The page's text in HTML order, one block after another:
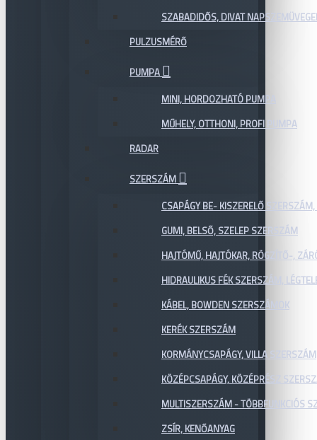
SZABADIDŐS, DIVAT
PULZUSMÉRŐ
PUMPA
MINI, HORDOZHATÓ PUMPA
MŰHELY, OTTHONI, PROFI PUMPA
RADAR
SZERSZÁM
CSAPÁGY BE- KISZERELŐ
GUMI, BELSŐ, SZELEP SZERSZÁM
HAJTÓMŰ, HAJTÓKAR, RÖGZÍTŐ-,
HIDRAULIKUS FÉK SZERSZÁM,
KÁBEL, BOWDEN SZERSZÁMOK
KERÉK SZERSZÁM
KORMÁNYCSAPÁGY, VILLA SZERSZÁM
KÖZÉPCSAPÁGY, KÖZÉPRÉSZ
MULTISZERSZÁM - TÖBBFUNKCIÓS
ZSÍR, KENŐANYAG